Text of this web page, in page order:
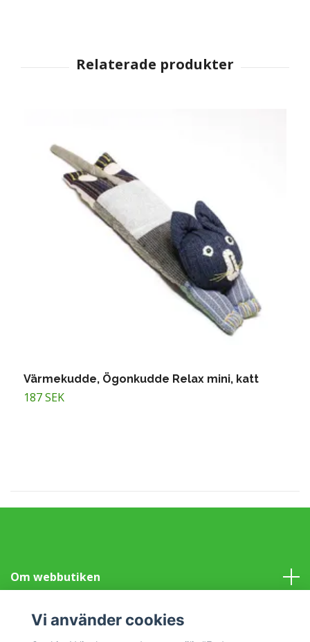
Värmekudde, Ögonkudde Relax mini, katt
187 SEK
Om webbutiken
Information
Vi använder cookies